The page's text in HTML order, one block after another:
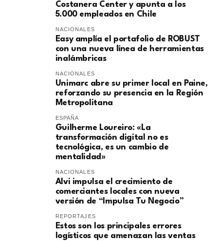
Costanera Center y apunta a los
5.000 empleados en Chile
NACIONALES
Easy amplía el portafolio de ROBUST
con una nueva línea de herramientas
inalámbricas
NACIONALES
Unimarc abre su primer local en Paine,
reforzando su presencia en la Región
Metropolitana
ESPAÑA
Guilherme Loureiro: «La
transformación digital no es
tecnológica, es un cambio de
mentalidad»
NACIONALES
Alvi impulsa el crecimiento de
comerciantes locales con nueva
versión de “Impulsa Tu Negocio”
REPORTAJES
Estos son los principales errores
logísticos que amenazan las ventas